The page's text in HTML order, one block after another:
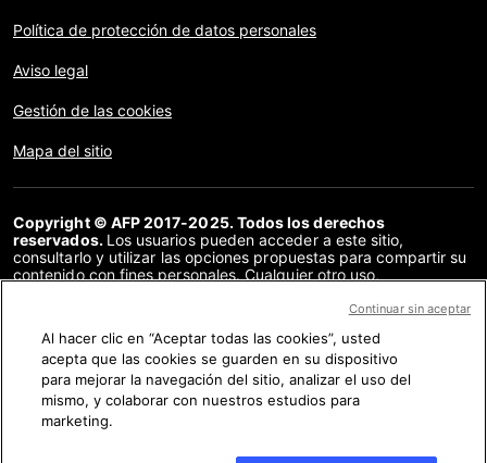
Política de protección de datos personales
Aviso legal
Gestión de las cookies
Mapa del sitio
Copyright © AFP 2017-2025. Todos los derechos
reservados. Los usuarios pueden acceder a este sitio,
consultarlo y utilizar las opciones propuestas para compartir su
contenido con fines personales. Cualquier otro uso,
distribución del contenido de este sitio, en su totalidad o en
acuerdo específico firmado con la AFP, está estrictamente
prohibido. Los elementos analizados en cada verificación se
presentan o se enlazan en tanto en cuanto son necesarios para
la correcta comprensión de la verificación en cuestión. La AFP
no cuenta con derechos sobre los autores ni sobre los
propietarios del copyright de estos contenidos de terceras
Al hacer clic en “Aceptar todas las cookies”, usted
acepta que las cookies se guarden en su dispositivo
para mejorar la navegación del sitio, analizar el uso del
mismo, y colaborar con nuestros estudios para
marketing.
Continuar sin aceptar